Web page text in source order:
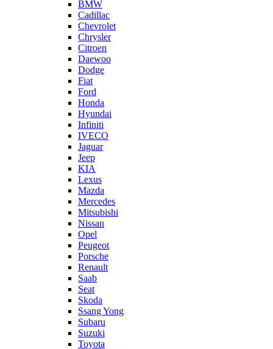
BMW
Cadillac
Chevrolet
Chrysler
Citroen
Daewoo
Dodge
Fiat
Ford
Honda
Hyundai
Infiniti
IVECO
Jaguar
Jeep
KIA
Lexus
Mazda
Mercedes
Mitsubishi
Nissan
Opel
Peugeot
Porsche
Renault
Saab
Seat
Skoda
Ssang Yong
Subaru
Suzuki
Toyota